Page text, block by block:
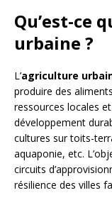
Qu’est-ce
urbaine ?
L’agriculture
produire des
ressources locales
développement
cultures sur toits-
aquaponie, etc.
circuits
résilience des villes